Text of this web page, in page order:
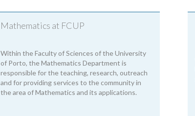
Mathematics at FCUP
Within the Faculty of Sciences of the University
of Porto, the Mathematics Department is
responsible for the teaching, research, outreach
and for providing services to the community in
the area of Mathematics and its applications.